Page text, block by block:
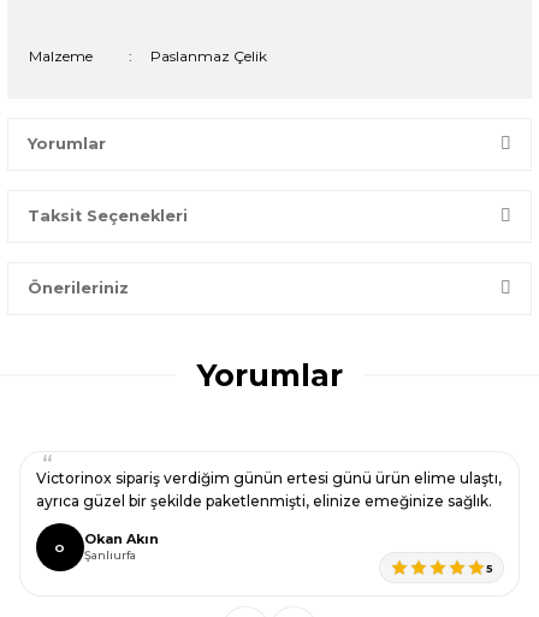
Malzeme : Paslanmaz Çelik
Yorumlar
Bir dakikanızı ayırın, yorumunuzla başkalarının doğru seçim
Taksit Seçenekleri
Önerileriniz
konularda yetersiz gördüğünüz noktaları öneri formunu
kullanarak tarafımıza iletebilirsiniz.
Ürün resmi kalitesiz, bozuk veya görüntülenemiyor.
Ürün açıklamasında eksik bilgiler bulunuyor.
Ürün bilgilerinde hatalar bulunuyor.
Ürün fiyatı diğer sitelerden daha pahalı.
Yorumlar
Victorinox sipariş verdiğim günün ertesi günü ürün elime ulaştı,
ayrıca güzel bir şekilde paketlenmişti, elinize emeğinize sağlık.
O Okan Akın
Şanlıurfa
5